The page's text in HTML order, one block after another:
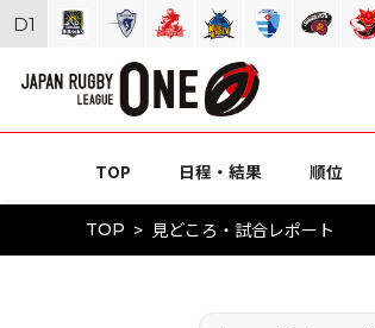
TOP 日程・結果 順位
TOP 見どころ・試合レポート
D1